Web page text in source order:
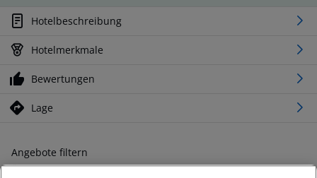
Hotelbeschreibung
Hotelmerkmale
Bewertungen
Lage
Angebote filtern
Ändern Sie Ihre Kriterien nach Ihren Wünschen